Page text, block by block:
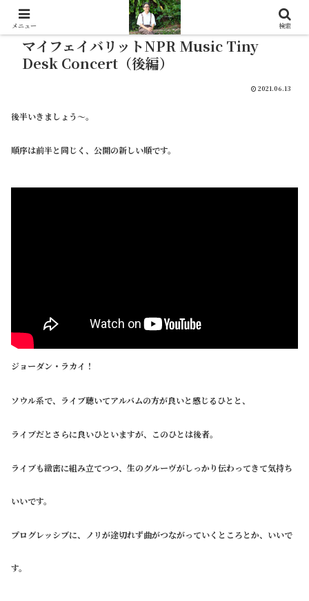
マイフェイバリットNPR Music Tiny
Desk Concert（後編）
2021.06.13
後半いきましょう～。
順序は前半と同じく、公開の新しい順です。
ジョーダン・ラカイ！
ソウル系で、ライブ聴いてアルバムの方が良いと感じるひとと、
ライブだとさらに良いひといますが、このひとは後者。
ライブも緻密に組み立てつつ、生のグルーヴがしっかり伝わってきて気持ち
いいです。
プログレッシブに、ノリが途切れず曲がつながっていくところとか、いいで
す。
メニュー 検索